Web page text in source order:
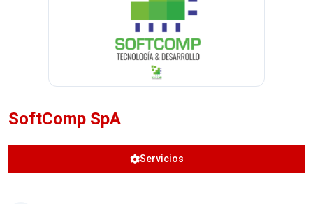
SoftComp SpA
Servicios